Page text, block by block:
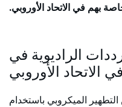
الراديوية في
الاتحاد الأوروبي
الميكروبي باستخدام